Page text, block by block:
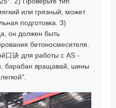
или грязный, может
подготовка. 3)
он должен быть
бетоносмесителя.
口诀 для работы с AS -
барабан вращавай, шины